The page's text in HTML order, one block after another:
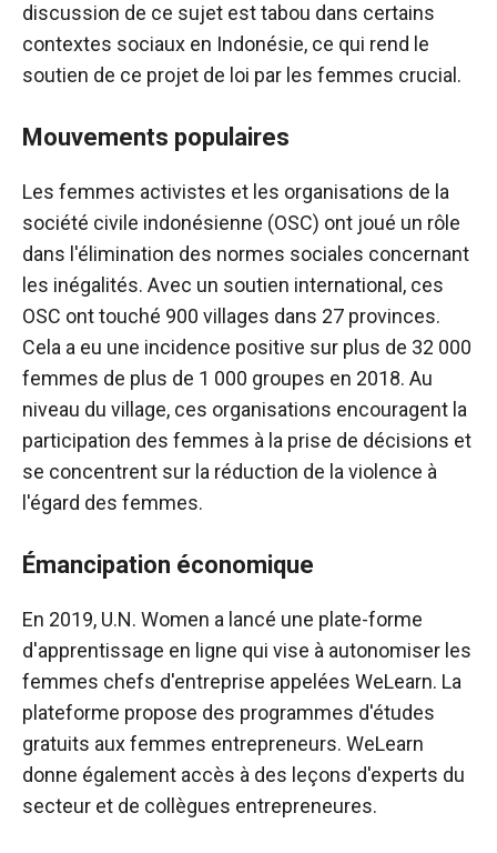
discussion de ce sujet est tabou dans certains
contextes sociaux en Indonésie, ce qui rend le
soutien de ce projet de loi par les femmes crucial.
Mouvements populaires
Les femmes activistes et les organisations de la
société civile indonésienne (OSC) ont joué un rôle
dans l'élimination des normes sociales concernant
les inégalités. Avec un soutien international, ces
OSC ont touché 900 villages dans 27 provinces.
Cela a eu une incidence positive sur plus de 32 000
femmes de plus de 1 000 groupes en 2018. Au
niveau du village, ces organisations encouragent la
participation des femmes à la prise de décisions et
se concentrent sur la réduction de la violence à
l'égard des femmes.
Émancipation économique
En 2019, U.N. Women a lancé une plate-forme
d'apprentissage en ligne qui vise à autonomiser les
femmes chefs d'entreprise appelées WeLearn. La
plateforme propose des programmes d'études
gratuits aux femmes entrepreneurs. WeLearn
donne également accès à des leçons d'experts du
secteur et de collègues entrepreneures.